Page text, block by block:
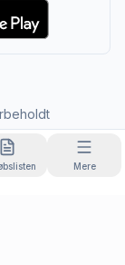
Mere